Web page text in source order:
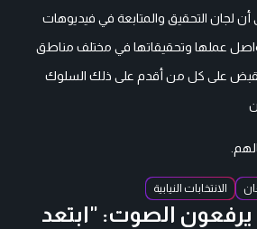
أن لجان التحقيق والمتابعة في فيديوهات
تواصل عملها وتحقيقاتها في مختلف مناطق
على كل من أقدم على ذلك السلوك
الانتخابات النيابية
يرفعون الصوت: "ابتعد